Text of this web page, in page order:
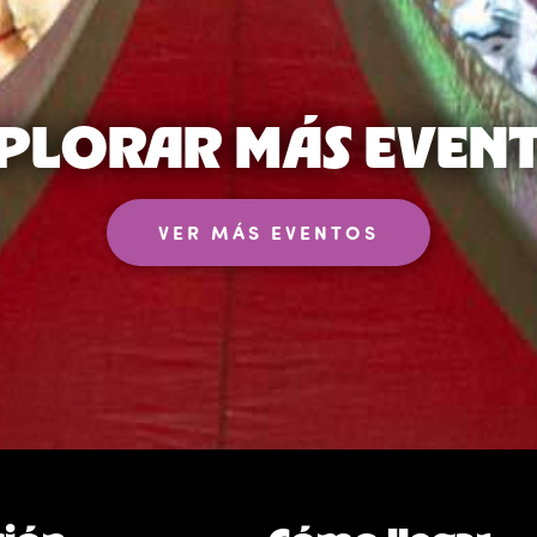
MÁS
VER MÁS EVENTOS